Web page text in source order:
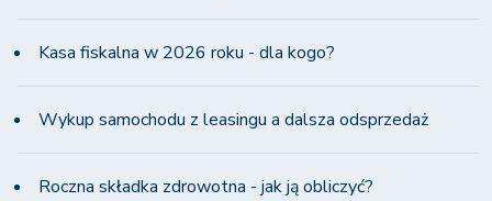
Kasa fiskalna w 2026 roku - dla kogo?
Wykup samochodu z leasingu a dalsza odsprzedaż
Roczna składka zdrowotna - jak ją obliczyć?